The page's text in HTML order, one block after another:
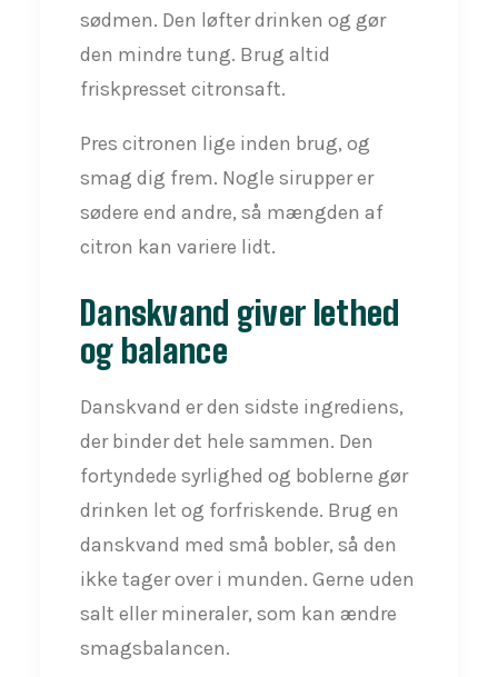
sødmen. Den løfter drinken og gør
den mindre tung. Brug altid
friskpresset citronsaft.
Pres citronen lige inden brug, og
smag dig frem. Nogle sirupper er
sødere end andre, så mængden af
citron kan variere lidt.
Danskvand giver lethed
og balance
Danskvand er den sidste ingrediens,
der binder det hele sammen. Den
fortyndede syrlighed og boblerne gør
drinken let og forfriskende. Brug en
danskvand med små bobler, så den
ikke tager over i munden. Gerne uden
salt eller mineraler, som kan ændre
smagsbalancen.